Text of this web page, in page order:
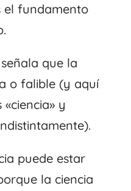
el fundamento
que la
o falible (y aquí
y
puede estar
la ciencia